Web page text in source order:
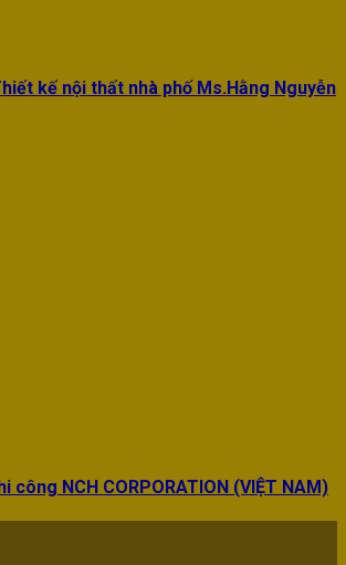
kế nội thất nhà phố Ms.Hằng Nguyễn
công NCH CORPORATION (VIỆT NAM)